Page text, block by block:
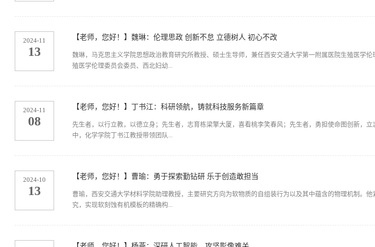
2024-11
13
【老师，您好！】魏琳：伦理思政 创新不怠 立德树人 初心不改
魏琳，马克思主义学院思想政治教育研究所教授、硕士生导师，兼任西安交通大学第一附属医院生殖医学
殖医学伦理委员会委员、西北妇幼...
2024-11
08
【老师，您好！】丁书江：科研领航，铸就科技服务新篇章
先生者，以行立教，以德立身；先生者，志育栋梁擎大厦，喜看桃李笑春风；先生者，勇担使命图创新，
中，化学学院丁书江教授带领团队...
2024-10
13
【老师，您好！】曹瑜：勇于探索勤钻研 乐于创造敢担当
曹瑜，西安交通大学材料学院助理教授，主要研究方向为软物质的自组装行为以及其中蕴含的物理机制。
究，实现软刻蚀有机模板的精确构...